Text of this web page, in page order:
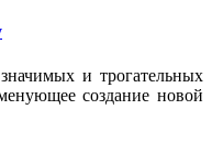
и трогательных
создание новой